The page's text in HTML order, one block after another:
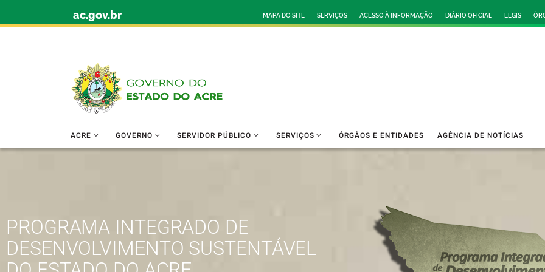
ac.gov.br MAPA DO SITE SERVIÇOS ACESSO À INFORMAÇÃO DIÁRIO OFICIAL LEGIS
ACRE GOVERNO SERVIDOR PÚBLICO SERVIÇOS ÓRGÃOS E ENTIDADES AGÊNCIA DE NOTÍCIAS
PROGRAMA INTEGRADO DE
DESENVOLVIMENTO SUSTENTÁVEL